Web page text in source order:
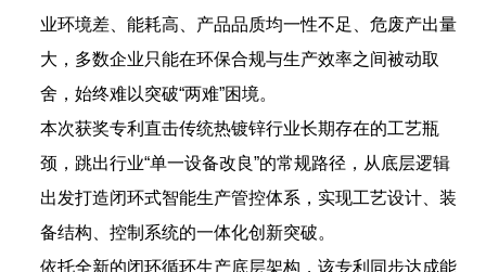
业环境差、能耗高、产品品质均一性不足、危废产出量
大，多数企业只能在环保合规与生产效率之间被动取
舍，始终难以突破“两难”困境。
本次获奖专利直击传统热镀锌行业长期存在的工艺瓶
颈，跳出行业“单一设备改良”的常规路径，从底层逻辑
出发打造闭环式智能生产管控体系，实现工艺设计、装
备结构、控制系统的一体化创新突破。
依托全新的闭环循环生产底层架构，该专利同步达成能